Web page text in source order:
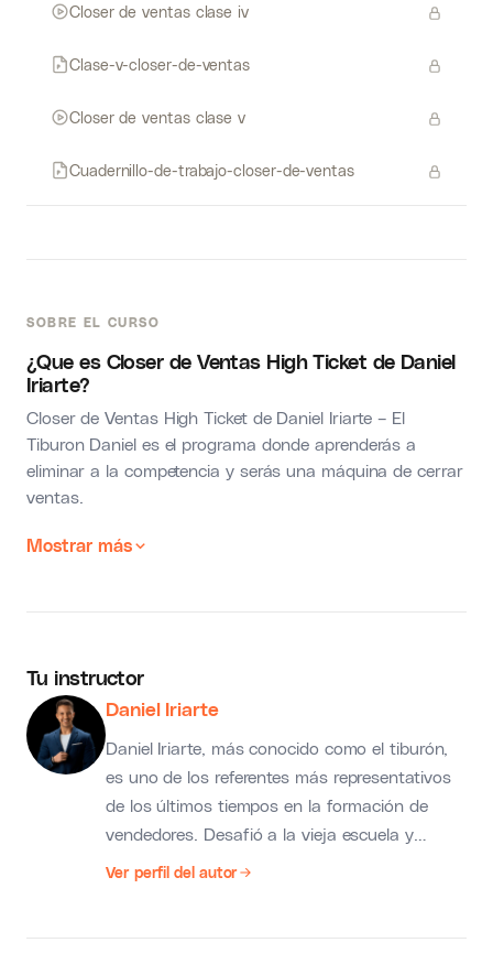
SOBRE EL CURSO
¿Que es Closer de Ventas High Ticket de Daniel
Iriarte?
Closer de Ventas High Ticket de Daniel Iriarte – El
Tiburon Daniel es el programa donde aprenderás a
eliminar a la competencia y serás una máquina de cerrar
ventas.
Mostrar más
Closer de ventas clase iv
Clase-v-closer-de-ventas
Closer de ventas clase v
Cuadernillo-de-trabajo-closer-de-ventas
Tu instructor
Daniel Iriarte
Daniel Iriarte, más conocido como el tiburón,
es uno de los referentes más representativos
de los últimos tiempos en la formación de
vendedores. Desafió a la vieja escuela y
rompió con los mitos tradicionales de esta,
Ver perfil del autor